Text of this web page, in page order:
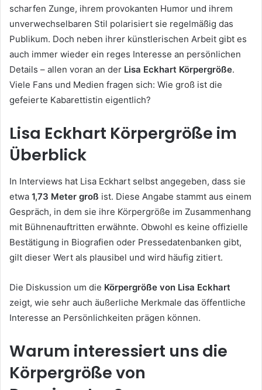
scharfen Zunge, ihrem provokanten Humor und ihrem
unverwechselbaren Stil polarisiert sie regelmäßig das
Publikum. Doch neben ihrer künstlerischen Arbeit gibt es
auch immer wieder ein reges Interesse an persönlichen
Details – allen voran an der Lisa Eckhart Körpergröße.
Viele Fans und Medien fragen sich: Wie groß ist die
gefeierte Kabarettistin eigentlich?
Lisa Eckhart Körpergröße im
Überblick
In Interviews hat Lisa Eckhart selbst angegeben, dass sie
etwa 1,73 Meter groß ist. Diese Angabe stammt aus einem
Gespräch, in dem sie ihre Körpergröße im Zusammenhang
mit Bühnenauftritten erwähnte. Obwohl es keine offizielle
Bestätigung in Biografien oder Pressedatenbanken gibt,
gilt dieser Wert als plausibel und wird häufig zitiert.
Die Diskussion um die Körpergröße von Lisa Eckhart
zeigt, wie sehr auch äußerliche Merkmale das öffentliche
Interesse an Persönlichkeiten prägen können.
Warum interessiert uns die
Körpergröße von